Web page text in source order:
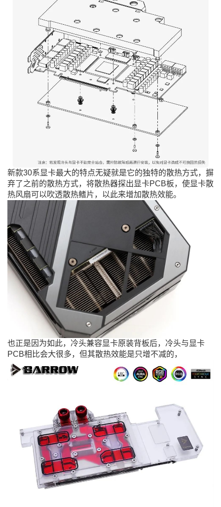
新款30系显卡最大的特点无疑就是它的独特的散热方式，摒
弃了之前的散热方式，将散热器探出显卡PCB板，使显卡散
热风扇可以吹透散热鳍片，以此来增加散热效能。
也正是因为如此，冷头兼容显卡原装背板后，冷头与显卡
PCB相比会大很多，但其散热效能是只增不减的，